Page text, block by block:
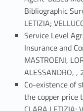
Bibliographic
LETIZIA;
Service Level
Insurance and
MASTROENI,
ALESSANDRO, ,
Co-existence of
the copper price